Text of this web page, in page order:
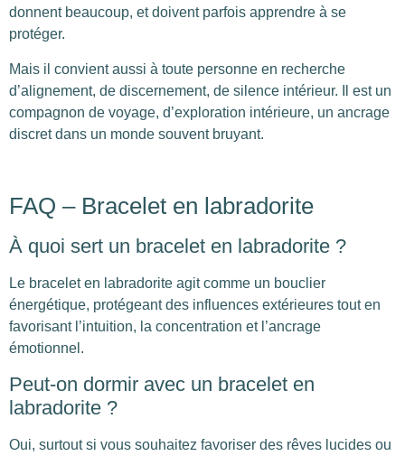
donnent beaucoup, et doivent parfois apprendre à se
protéger.
Mais il convient aussi à toute personne en recherche
d’alignement, de discernement, de silence intérieur. Il est un
compagnon de voyage, d’exploration intérieure, un ancrage
discret dans un monde souvent bruyant.
FAQ – Bracelet en labradorite
À quoi sert un bracelet en labradorite ?
Le bracelet en labradorite agit comme un bouclier
énergétique, protégeant des influences extérieures tout en
favorisant l’intuition, la concentration et l’ancrage
émotionnel.
Peut-on dormir avec un bracelet en
labradorite ?
Oui, surtout si vous souhaitez favoriser des rêves lucides ou